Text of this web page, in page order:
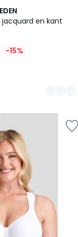
jacquard en kant
-15%